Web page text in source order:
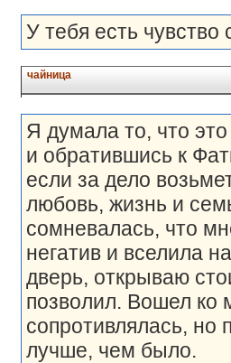
У тебя есть
чайница
Я думала то, что
и обратившись к
если за дело
любовь, жизнь и
сомневалась, что
негатив и вселила
дверь, открываю
позволил. Вошел ко
сопротивлялась, но
лучше, чем было.